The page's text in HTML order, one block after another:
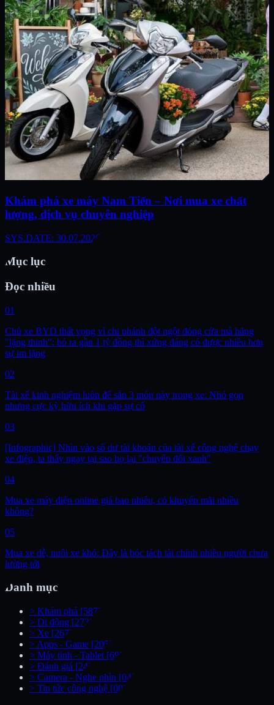
Khám phá xe máy Nam Tiến – Nơi mua xe chất
lượng, dịch vụ chuyên nghiệp
SYS.DATE: 30.07.2026
Mục lục
Đọc nhiều
01
Chủ xe BYD thất vọng vì chi nhánh đột ngột đóng cửa mà hãng
"lặng thinh": bỏ ra gần 1 tỷ đồng thì xứng đáng có được nhiều hơn
sự im lặng
02
Tài xế kinh nghiệm luôn để sẵn 3 món này trong xe: Nhỏ gọn
nhưng cực kỳ hữu ích khi gặp sự cố
03
[Infographic] Nhìn vào số dư tài khoản của tài xế công nghệ chạy
xe điện, ta thấy ngay tại sao họ lại "chuyển đổi xanh"
04
Mua xe máy điện online giá bao nhiêu, có khuyến mãi nhiều
không?
05
Mua xe dễ, nuôi xe khó: Đây là bóc tách tài chính nhiều người chưa
lường tới
Danh mục
> Khám phá [587]
> Di động [273]
> Xe [267]
> Apps - Game [205]
> Máy tính - Tablet [69]
> Đánh giá [24]
> Camera - Nghe nhìn [04]
> Tin tức công nghệ [00]